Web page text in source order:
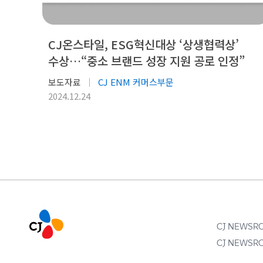
CJ온스타일, ESG혁신대상 ‘상생협력상’
수상…“중소 브랜드 성장 지원 공로 인정”
보도자료
CJ ENM 커머스부문
2024.12.24
CJ
CJ